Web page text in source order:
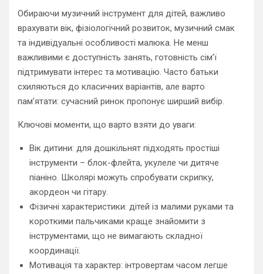
Обираючи музичний інструмент для дітей, важливо
врахувати вік, фізіологічний розвиток, музичний смак
та індивідуальні особливості малюка. Не менш
важливими є доступність занять, готовність сім’ї
підтримувати інтерес та мотивацію. Часто батьки
схиляються до класичних варіантів, але варто
памʼятати: сучасний ринок пропонує ширший вибір.
Ключові моменти, що варто взяти до уваги:
Вік дитини: для дошкільнят підходять простіші
інструменти – блок-флейта, укулеле чи дитяче
піаніно. Школярі можуть спробувати скрипку,
акордеон чи гітару.
Фізичні характеристики: дітей із малими руками та
короткими пальчиками краще знайомити з
інструментами, що не вимагають складної
координації.
Мотивація та характер: інтровертам часом легше